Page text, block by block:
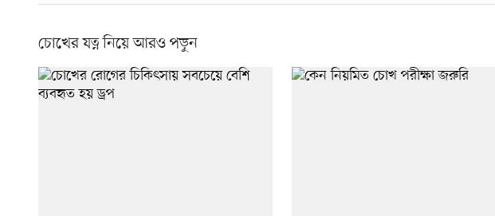
চোখের যত্ন নিয়ে আরও পড়ুন